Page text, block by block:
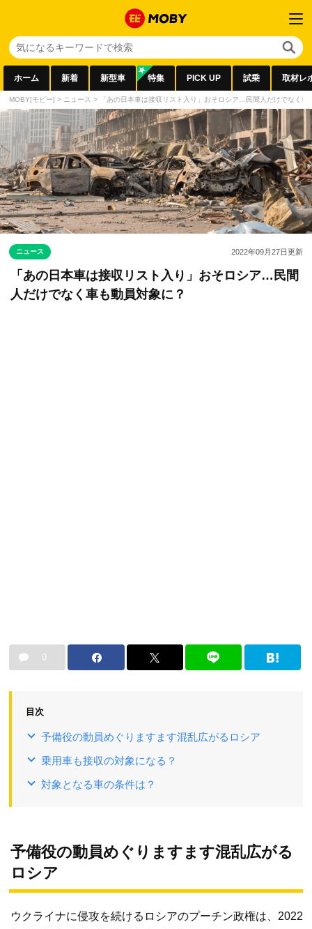
ホーム 新着 新型車 特集 PICK UP 試乗 取材レ
MOBY[モビー] > ニュース > 「あの日本車は接収リスト入り」おそロシア…民間人だけでなく車
ニュース 2022年09月27日更新
「あの日本車は接収リスト入り」おそロシア…民間
人だけでなく車も動員対象に？
0
目次
予備役の動員めぐりますます混乱広がるロシア
乗用車も接収の対象になる？
対象となる車の条件は？
予備役の動員めぐりますます混乱広がる
ロシア
ウクライナに侵攻を続けるロシアのプーチン政権は、2022